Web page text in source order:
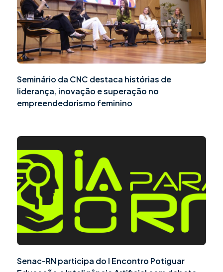
Seminário da CNC destaca histórias de
liderança, inovação e superação no
empreendedorismo feminino
Senac-RN participa do I Encontro Potiguar